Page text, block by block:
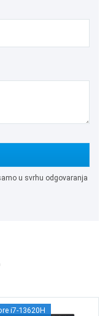
u svrhu odgovaranja
i7-13620H